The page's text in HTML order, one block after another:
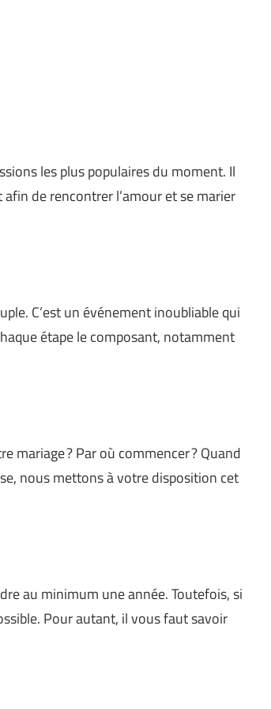
les plus populaires du moment. Il
afin de rencontrer l’amour et se marier
C’est un événement inoubliable qui
étape le composant, notamment
mariage ? Par où commencer ? Quand
nous mettons à votre disposition cet
au minimum une année. Toutefois, si
Pour autant, il vous faut savoir